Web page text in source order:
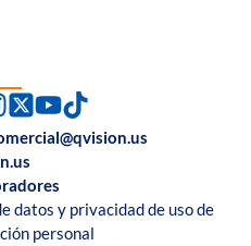
datos y privacidad de uso de
personal